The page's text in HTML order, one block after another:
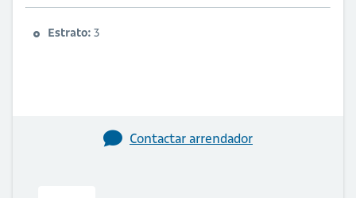
Estrato: 3
Contactar arrendador